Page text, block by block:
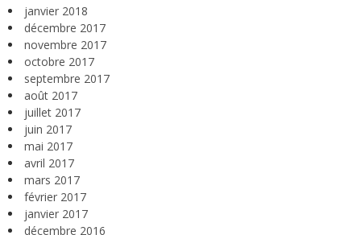
janvier 2018
décembre 2017
novembre 2017
octobre 2017
septembre 2017
août 2017
juillet 2017
juin 2017
mai 2017
avril 2017
mars 2017
février 2017
janvier 2017
décembre 2016